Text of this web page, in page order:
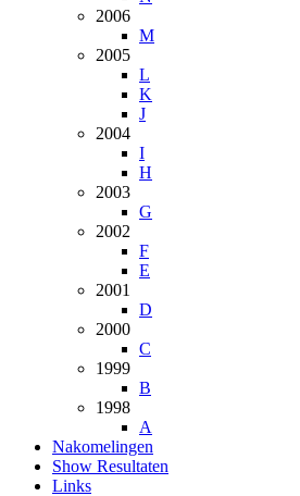
2006
M
2005
L
K
J
2004
I
H
2003
G
2002
F
E
2001
D
2000
C
1999
B
1998
A
Nakomelingen
Show Resultaten
Links